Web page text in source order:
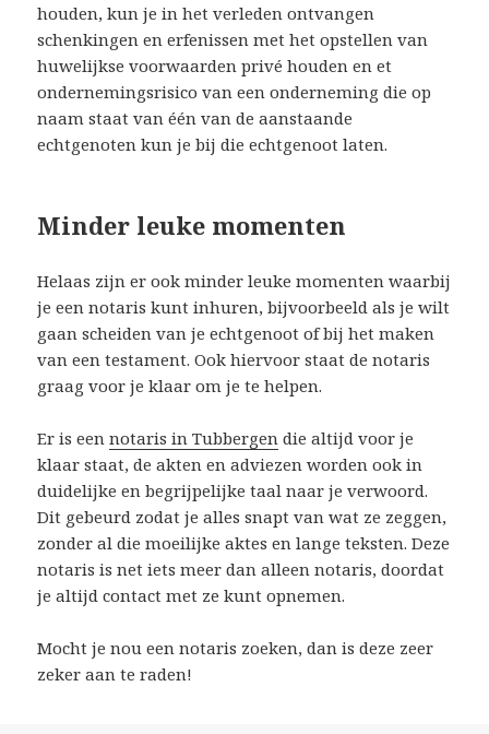
houden, kun je in het verleden ontvangen
schenkingen en erfenissen met het opstellen van
huwelijkse voorwaarden privé houden en et
ondernemingsrisico van een onderneming die op
naam staat van één van de aanstaande
echtgenoten kun je bij die echtgenoot laten.
Minder leuke momenten
Helaas zijn er ook minder leuke momenten waarbij
je een notaris kunt inhuren, bijvoorbeeld als je wilt
gaan scheiden van je echtgenoot of bij het maken
van een testament. Ook hiervoor staat de notaris
graag voor je klaar om je te helpen.
Er is eennotaris in Tubbergen die altijd voor je
klaar staat, de akten en adviezen worden ook in
duidelijke en begrijpelijke taal naar je verwoord.
Dit gebeurd zodat je alles snapt van wat ze zeggen,
zonder al die moeilijke aktes en lange teksten. Deze
notaris is net iets meer dan alleen notaris, doordat
je altijd contact met ze kunt opnemen.
Mocht je nou een notaris zoeken, dan is deze zeer
zeker aan te raden!